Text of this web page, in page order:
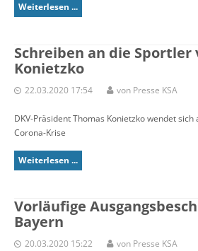
Weiterlesen ...
Schreiben an die Sportler
Konietzko
22.03.2020 17:54 von Presse KSA
DKV-Präsident Thomas Konietzko wendet
Corona-Krise
Weiterlesen ...
Vorläufige
Bayern
20.03.2020 15:22 von Presse KSA